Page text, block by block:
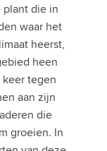
plant die in
waar het
heerst,
heen
tegen
aan zijn
die
groeien. In